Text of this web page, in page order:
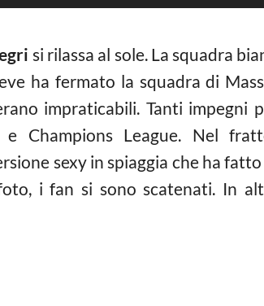
si rilassa al sole. La squadra
ha fermato la squadra di
impraticabili. Tanti impegni
Champions League. Nel
sexy in spiaggia che ha
i fan si sono scatenati. In